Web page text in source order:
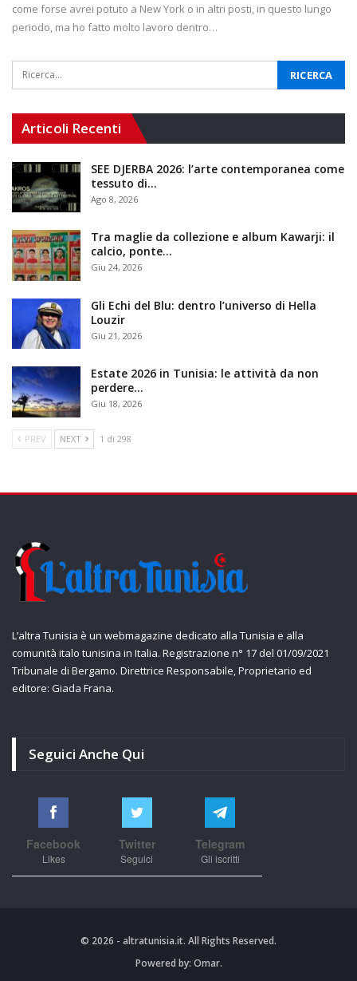
come forse avrei potuto a New York o in altri posti, in questo lungo
periodo, ma ho fatto molto lavoro dentro…
Articoli Recenti
SEE DJERBA 2026: l’arte contemporanea come
tessuto di…
Ago 8, 2026
Tra maglie da collezione e album Kawarji: il
calcio, ponte…
Giu 24, 2026
Gli Echi del Blu: dentro l’universo di Hella
Louzir
Giu 21, 2026
Estate 2026 in Tunisia: le attività da non
perdere…
Giu 18, 2026
PREV NEXT 1 di 298
L’altra Tunisia è un webmagazine dedicato alla Tunisia e alla
comunità italo tunisina in Italia. Registrazione n° 17 del 01/09/2021
Tribunale di Bergamo. Direttrice Responsabile, Proprietario ed
editore: Giada Frana.
Seguici Anche Qui
Facebook
Likes
Twitter
Seguici
Telegram
Gli iscritti
© 2026 - altratunisia.it. All Rights Reserved.
Powered by: Omar.